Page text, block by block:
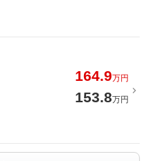
164.9万円
153.8万円